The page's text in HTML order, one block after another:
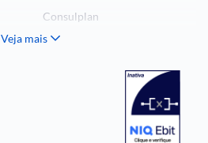
Consulplan
FCC
Veja mais